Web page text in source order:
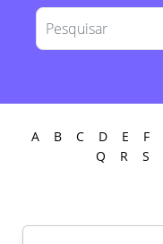
A B C D E F
Q
R S